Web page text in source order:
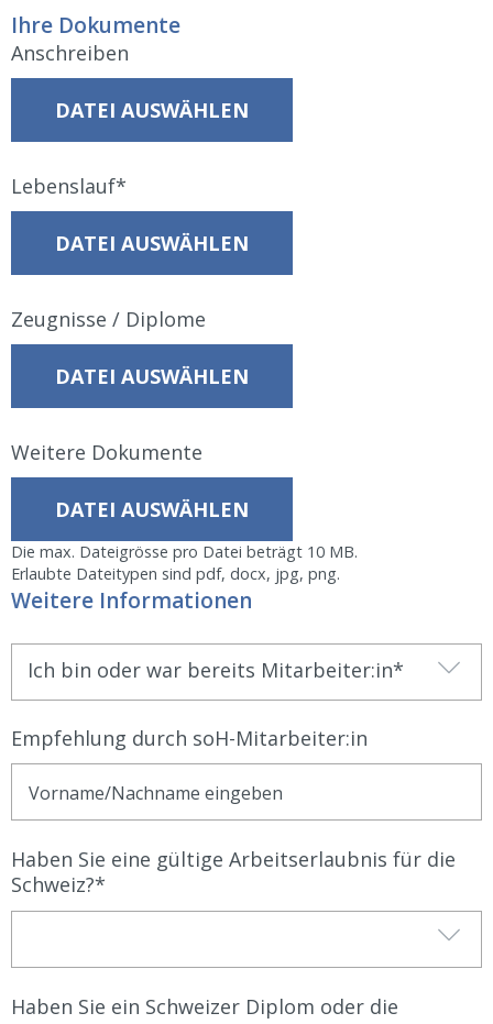
Ihre Dokumente
Anschreiben
DATEI AUSWÄHLEN
Lebenslauf
DATEI AUSWÄHLEN
Zeugnisse / Diplome
DATEI AUSWÄHLEN
Weitere Dokumente
DATEI AUSWÄHLEN
Die max. Dateigrösse pro Datei beträgt 10 MB.
Erlaubte Dateitypen sind pdf, docx, jpg, png.
Weitere Informationen
Ich bin oder war bereits Mitarbeiter:in
Empfehlung durch soH-Mitarbeiter:in
Haben Sie eine gültige Arbeitserlaubnis für die
Schweiz?
Haben Sie ein Schweizer Diplom oder die